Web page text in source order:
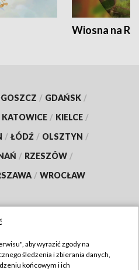
Wiosna na
/ GDAŃSK /
KATOWICE / KIELCE /
/ ŁÓDŹ / OLSZTYN /
/ RZESZÓW /
/ WROCŁAW
TVP
aby wyrazić zgody na
śledzenia i zbierania danych,
końcowym i ich